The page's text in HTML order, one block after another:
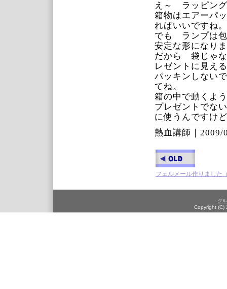
え～ ラッピン
箱物はエアーパ
ればいいですね。
でも ランプは包
安定な形になり
だから 袋じゃな
レゼントに見え
パッキンしない
てね。
箱の中で動くよ
プレゼントでな
に使うんですけ
熱血講師｜ 2009/
フェルメール作りました
グ
Copyright (C)